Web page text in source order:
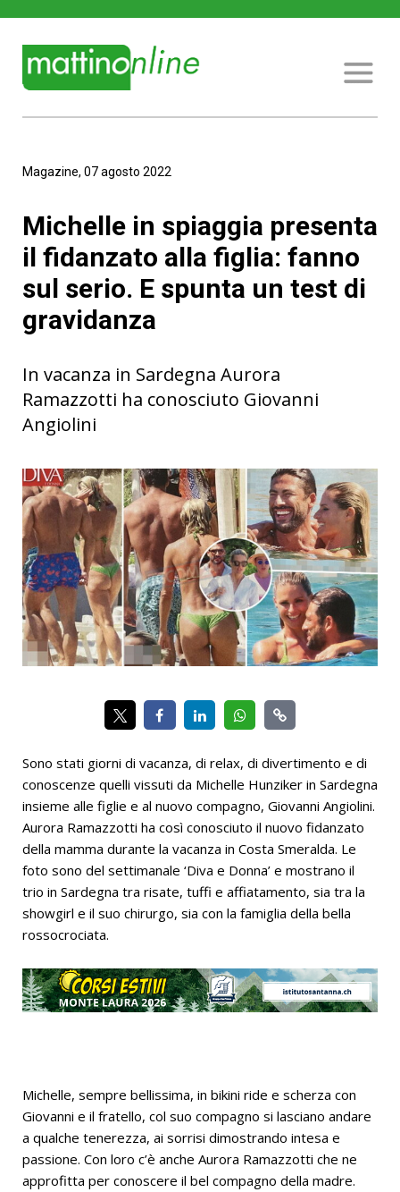
Magazine, 07 agosto 2022
Michelle in spiaggia presenta
il fidanzato alla figlia: fanno
sul serio. E spunta un test di
gravidanza
In vacanza in Sardegna Aurora
Ramazzotti ha conosciuto Giovanni
Angiolini
Sono stati giorni di vacanza, di relax, di divertimento e di
conoscenze quelli vissuti da Michelle Hunziker in Sardegna
insieme alle figlie e al nuovo compagno, Giovanni Angiolini.
Aurora Ramazzotti ha così conosciuto il nuovo fidanzato
della mamma durante la vacanza in Costa Smeralda. Le
foto sono del settimanale ‘Diva e Donna’ e mostrano il
trio in Sardegna tra risate, tuffi e affiatamento, sia tra la
showgirl e il suo chirurgo, sia con la famiglia della bella
rossocrociata.
Michelle, sempre bellissima, in bikini ride e scherza con
Giovanni e il fratello, col suo compagno si lasciano andare
a qualche tenerezza, ai sorrisi dimostrando intesa e
passione. Con loro c’è anche Aurora Ramazzotti che ne
approfitta per conoscere il bel compagno della madre.